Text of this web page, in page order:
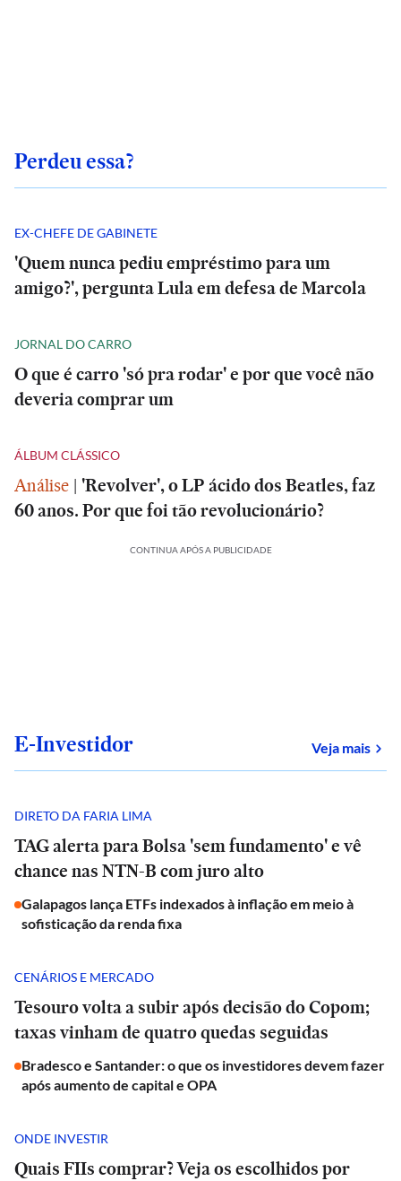
Perdeu essa?
EX-CHEFE DE GABINETE
'Quem nunca pediu empréstimo para um
amigo?', pergunta Lula em defesa de Marcola
JORNAL DO CARRO
O que é carro 'só pra rodar' e por que você não
deveria comprar um
ÁLBUM CLÁSSICO
Análise | 'Revolver', o LP ácido dos Beatles, faz
60 anos. Por que foi tão revolucionário?
CONTINUA APÓS A PUBLICIDADE
E-Investidor Veja mais
DIRETO DA FARIA LIMA
TAG alerta para Bolsa 'sem fundamento' e vê
chance nas NTN-B com juro alto
Galapagos lança ETFs indexados à inflação em meio à
sofisticação da renda fixa
CENÁRIOS E MERCADO
Tesouro volta a subir após decisão do Copom;
taxas vinham de quatro quedas seguidas
Bradesco e Santander: o que os investidores devem fazer
após aumento de capital e OPA
ONDE INVESTIR
Quais FIIs comprar? Veja os escolhidos por